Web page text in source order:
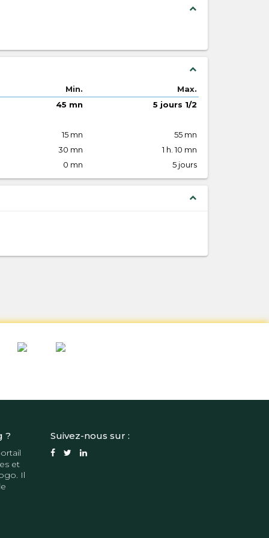
expand_less
expand_less
Min.
Max.
45 mn
5 jours 1/2
15 mn
55 mn
30 mn
1 h. 10 mn
0 mn 5 jours
expand_less
?
et
Il
Suivez-nous sur :